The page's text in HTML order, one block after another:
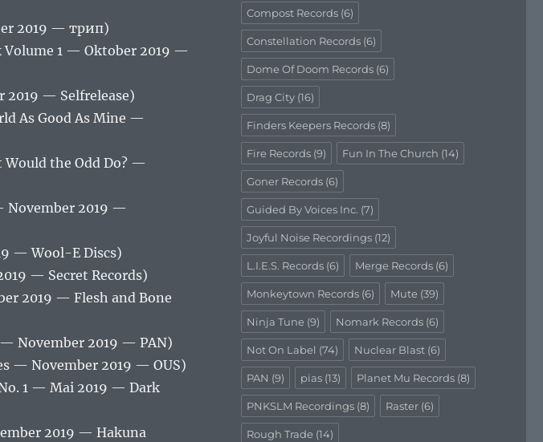
2019 — трип)
Volume 1 — Oktober 2019 —
2019 — Selfrelease)
As Good As Mine —
Would the Odd Do? —
November 2019 —
— Wool-E Discs)
— Secret Records)
2019 — Flesh and Bone
November 2019 — PAN)
— November 2019 — OUS)
1 — Mai 2019 — Dark
2019 — Hakuna
Compost Records(6)
Constellation Records(6)
Dome Of Doom Records(6)
Drag City(16)
Finders Keepers Records(8)
Fire Records(9) Fun In The Church (14)
Goner Records(6)
Guided By Voices Inc. (7)
Joyful Noise Recordings(12)
L.I.E.S. Records(6) Merge Records(6)
Monkeytown Records(6) Mute (39)
Ninja Tune (9) Nomark Records(6)
Not On Label (74) Nuclear Blast(6)
PAN (9) pias(13) Planet Mu Records(8)
PNKSLM Recordings(8) Raster(6)
Rough Trade (14)